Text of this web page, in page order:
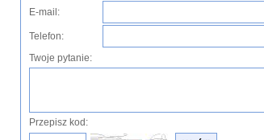
E-mail:
Telefon:
Twoje pytanie:
Przepisz kod: